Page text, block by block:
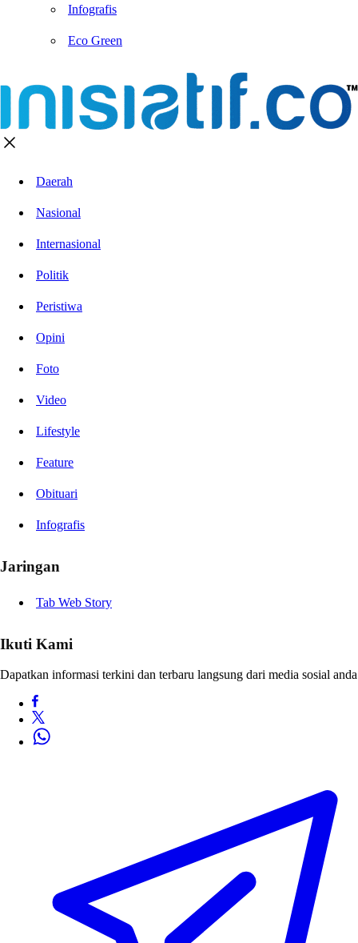
Infografis
Eco Green
Daerah
Nasional
Internasional
Politik
Peristiwa
Opini
Foto
Video
Lifestyle
Feature
Obituari
Infografis
Jaringan
Tab Web Story
Ikuti Kami
Dapatkan informasi terkini dan terbaru langsung dari media sosial anda